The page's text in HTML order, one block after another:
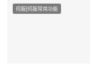
问伺服|伺服常用功能